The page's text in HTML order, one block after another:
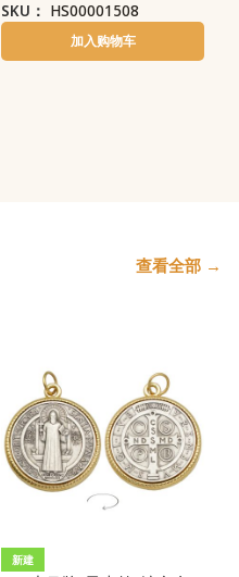
SKU： HS00001508
加入购物车
查看全部 →
新建